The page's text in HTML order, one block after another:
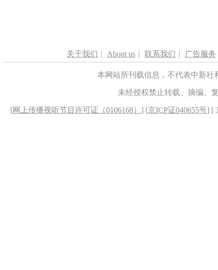
关于我们 | About us | 联系我们 | 广告服务
本网站所刊载信息，不代表中新
未经授权禁止转载、摘编、
[网上传播视听节目许可证（0106168） ] [京ICP证040655号] [